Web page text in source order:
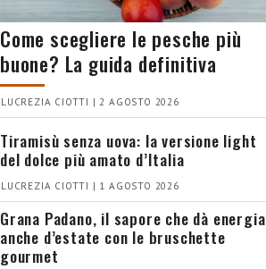
Come scegliere le pesche più
buone? La guida definitiva
LUCREZIA CIOTTI | 2 AGOSTO 2026
Tiramisù senza uova: la versione light
del dolce più amato d’Italia
LUCREZIA CIOTTI | 1 AGOSTO 2026
Grana Padano, il sapore che dà energia
anche d’estate con le bruschette
gourmet